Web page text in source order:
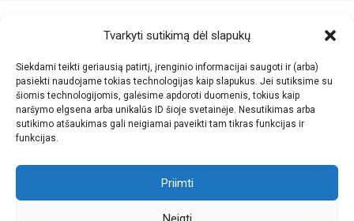
Tvarkyti sutikimą dėl slapukų
Siekdami teikti geriausią patirtį, įrenginio informacijai saugoti ir (arba)
pasiekti naudojame tokias technologijas kaip slapukus. Jei sutiksime su
šiomis technologijomis, galėsime apdoroti duomenis, tokius kaip
naršymo elgsena arba unikalūs ID šioje svetainėje. Nesutikimas arba
sutikimo atšaukimas gali neigiamai paveikti tam tikras funkcijas ir
funkcijas.
Priimti
V. Jankovskio firma
Įmonės kodas: 123612573
PVM kodas: LT236125716
Tel.: +370 657 81065
Parko g.7, Naujoji Vilnia, KNYGYNAS
Darbo laikas: I-V 9.00-18.00